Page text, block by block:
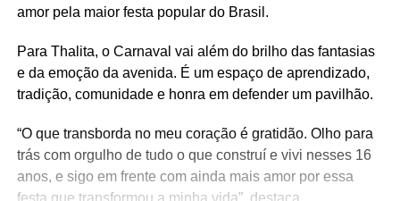
amor pela maior festa popular do Brasil.
Para Thalita, o Carnaval vai além do brilho das fantasias
e da emoção da avenida. É um espaço de aprendizado,
tradição, comunidade e honra em defender um pavilhão.
“O que transborda no meu coração é gratidão. Olho para
trás com orgulho de tudo o que construí e vivi nesses 16
anos, e sigo em frente com ainda mais amor por essa
festa que transformou a minha vida”, destaca.